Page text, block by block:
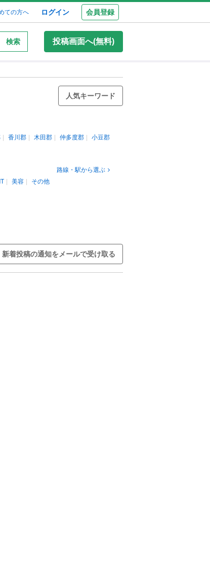
ての方へ ログイン 会員登録
検索 投稿画面へ(無料)
人気キーワード
香川郡 木田郡 仲多度郡 小豆郡
路線・駅から選ぶ
IT 美容 その他
新着投稿の通知をメールで受け取る